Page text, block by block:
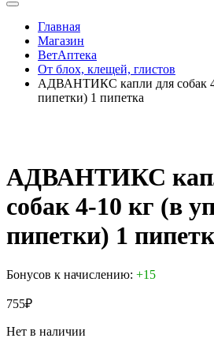
Главная
Магазин
ВетАптека
От блох, клещей, глистов
АДВАНТИКС капли для собак
пипетки) 1 пипетка
АДВАНТИКС
собак 4-10 кг (в
пипетки) 1
Бонусов к начислению: +15
755₽
Нет в наличии